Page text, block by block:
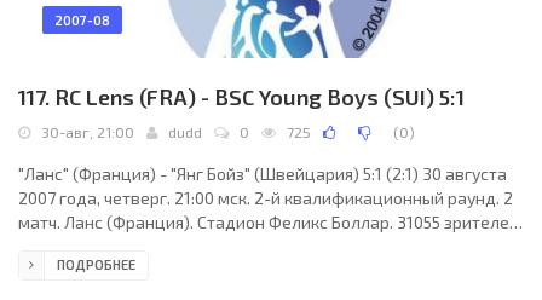
2007-08
117. RC Lens (FRA) - BSC Young Boys (SUI) 5:1
30-авг, 21:00 dudd 0 725 (0)
"Ланс" (Франция) - "Янг Бойз" (Швейцария) 5:1 (2:1) 30 августа
2007 года, четверг. 21:00 мск. 2-й квалификационный раунд. 2
матч. Ланс (Франция). Стадион Феликс Боллар. 31055 зрителей
Гленн Тернер (Англия), Дэвид Ричардсон (Англия). Резервный:
ПОДРОБНЕЕ